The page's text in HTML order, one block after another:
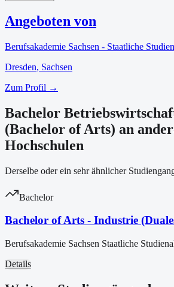
Angeboten von
Berufsakademie Sachsen - Staatliche
Dresden, Sachsen
Zum Profil →
Bachelor
(Bachelor of Arts) an
Hochschulen
Derselbe oder ein sehr ähnlicher
Bachelor
Bachelor of Arts - Industrie
Berufsakademie Sachsen Staatliche
Details